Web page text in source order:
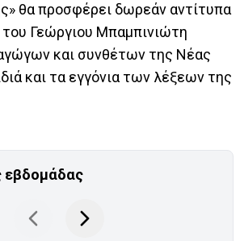
θα προσφέρει δωρεάν αντίτυπα
του Γεώργιου Μπαμπινιώτη
και συνθέτων της Νέας
και τα εγγόνια των λέξεων της
εβδομάδας